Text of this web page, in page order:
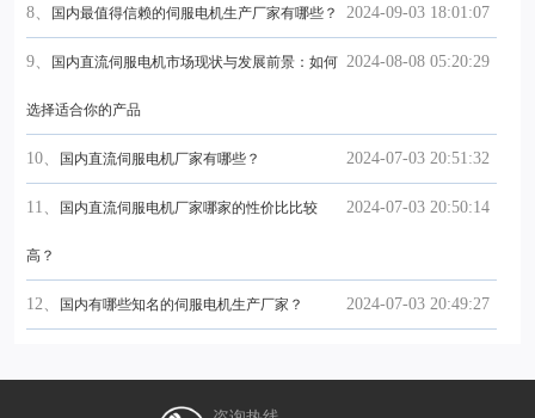
2024-09-03 18:01:07
8、 国内最值得信赖的伺服电机生产厂家有哪些？
2024-08-08 05:20:29
9、 国内直流伺服电机市场现状与发展前景：如何
选择适合你的产品
2024-07-03 20:51:32
10、 国内直流伺服电机厂家有哪些？
2024-07-03 20:50:14
11、 国内直流伺服电机厂家哪家的性价比比较
高？
2024-07-03 20:49:27
12、 国内有哪些知名的伺服电机生产厂家？